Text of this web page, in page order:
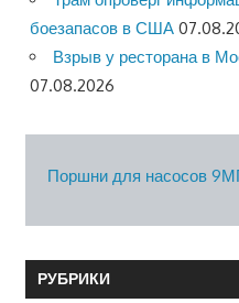
боезапасов в США
Взрыв у ресторана в
07.08.2026
Поршни для насосов
РУБРИКИ